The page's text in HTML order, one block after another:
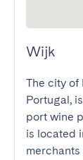
Wijk
The city of
Portugal,
port wine
is located
merchants